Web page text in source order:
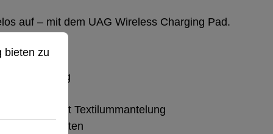
auf – mit dem UAG Wireless Charging Pad.
Ladeleistung
mit Textilummantelung
nicht enthalten
zu können.
bieten zu